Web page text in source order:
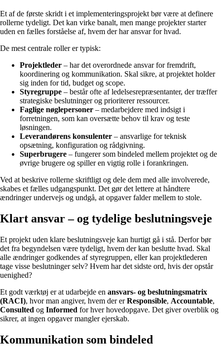
Et af de første skridt i et implementeringsprojekt bør være at definere
rollerne tydeligt. Det kan virke banalt, men mange projekter starter
uden en fælles forståelse af, hvem der har ansvar for hvad.
De mest centrale roller er typisk:
Projektleder – har det overordnede ansvar for fremdrift,
koordinering og kommunikation. Skal sikre, at projektet holder
sig inden for tid, budget og scope.
Styregruppe – består ofte af ledelsesrepræsentanter, der træffer
strategiske beslutninger og prioriterer ressourcer.
Faglige nøglepersoner – medarbejdere med indsigt i
forretningen, som kan oversætte behov til krav og teste
løsningen.
Leverandørens konsulenter – ansvarlige for teknisk
opsætning, konfiguration og rådgivning.
Superbrugere – fungerer som bindeled mellem projektet og de
øvrige brugere og spiller en vigtig rolle i forankringen.
Ved at beskrive rollerne skriftligt og dele dem med alle involverede,
skabes et fælles udgangspunkt. Det gør det lettere at håndtere
ændringer undervejs og undgå, at opgaver falder mellem to stole.
Klart ansvar – og tydelige beslutningsveje
Et projekt uden klare beslutningsveje kan hurtigt gå i stå. Derfor bør
det fra begyndelsen være tydeligt, hvem der kan beslutte hvad. Skal
alle ændringer godkendes af styregruppen, eller kan projektlederen
tage visse beslutninger selv? Hvem har det sidste ord, hvis der opstår
uenighed?
Et godt værktøj er at udarbejde en ansvars- og beslutningsmatrix
(RACI), hvor man angiver, hvem der erResponsible, Accountable,
Consulted og Informed for hver hovedopgave. Det giver overblik og
sikrer, at ingen opgaver mangler ejerskab.
Kommunikation som bindeled